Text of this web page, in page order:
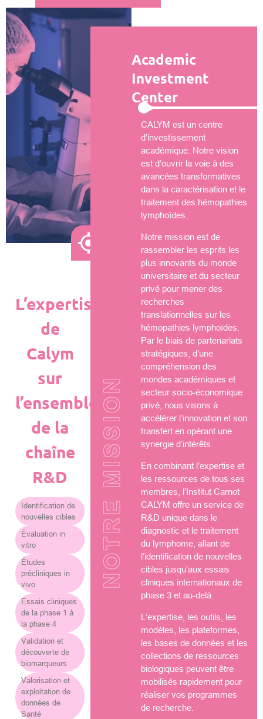
L’expertise
de
Calym
sur
l’ensemble
de la
chaîne
R&D
Identification de
nouvelles cibles
Évaluation in
vitro
Études
précliniques in
vivo
Essais cliniques
de la phase 1 à
la phase 4
Validation et
découverte de
biomarqueurs
Valorisation et
exploitation de
données de
Santé
NOTRE MISSION
Academic
Investment
Center
CALYM est un centre
d’investissement
académique. Notre vision
est d’ouvrir la voie à des
avancées transformatives
dans la caractérisation et le
traitement des hémopathies
lymphoïdes.
Notre mission est de
rassembler les esprits les
plus innovants du monde
universitaire et du secteur
privé pour mener des
recherches
translationnelles sur les
hémopathies lymphoïdes.
Par le biais de partenariats
stratégiques, d’une
compréhension des
mondes académiques et
secteur socio-économique
privé, nous visons à
accélérer l’innovation et son
transfert en opérant une
synergie d’intérêts.
En combinant l’expertise et
les ressources de tous ses
membres, l’Institut Carnot
CALYM offre un service de
R&D unique dans le
diagnostic et le traitement
du lymphome, allant de
l’identification de nouvelles
cibles jusqu’aux essais
cliniques internationaux de
phase 3 et au-delà.
L’expertise, les outils, les
modèles, les plateformes,
les bases de données et les
collections de ressources
biologiques peuvent être
mobilisés rapidement pour
réaliser vos programmes
de recherche.